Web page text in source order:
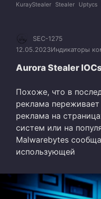
KurayStealer Stealer Uptycs
SEC-1275
12.05.2023Индикаторы
Aurora Stealer
Похоже, что в
реклама
реклама на
систем или на
Malwarebytes
использующей